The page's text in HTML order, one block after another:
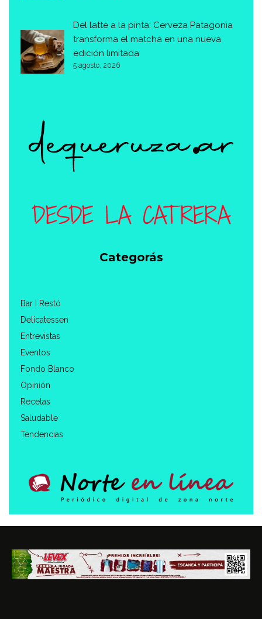
Del latte a la pinta: Cerveza Patagonia
transforma el matcha en una nueva
edición limitada
5 agosto, 2026
Categorás
Bar | Restó
Delicatessen
Entrevistas
Eventos
Fondo Blanco
Opinión
Recetas
Saludable
Tendencias